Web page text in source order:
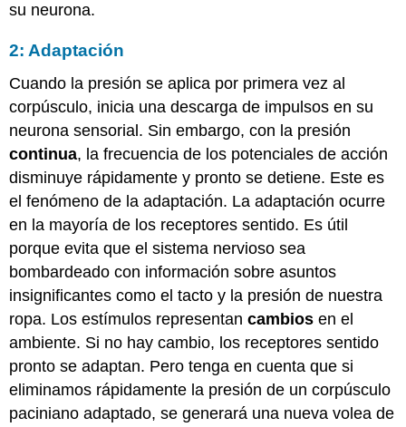
su neurona.
2: Adaptación
Cuando la presión se aplica por primera vez al
corpúsculo, inicia una descarga de impulsos en su
neurona sensorial. Sin embargo, con la presión
continua, la frecuencia de los potenciales de acción
disminuye rápidamente y pronto se detiene. Este es
el fenómeno de la adaptación. La adaptación ocurre
en la mayoría de los receptores sentido. Es útil
porque evita que el sistema nervioso sea
bombardeado con información sobre asuntos
insignificantes como el tacto y la presión de nuestra
ropa. Los estímulos representancambios en el
ambiente. Si no hay cambio, los receptores sentido
pronto se adaptan. Pero tenga en cuenta que si
eliminamos rápidamente la presión de un corpúsculo
paciniano adaptado, se generará una nueva volea de